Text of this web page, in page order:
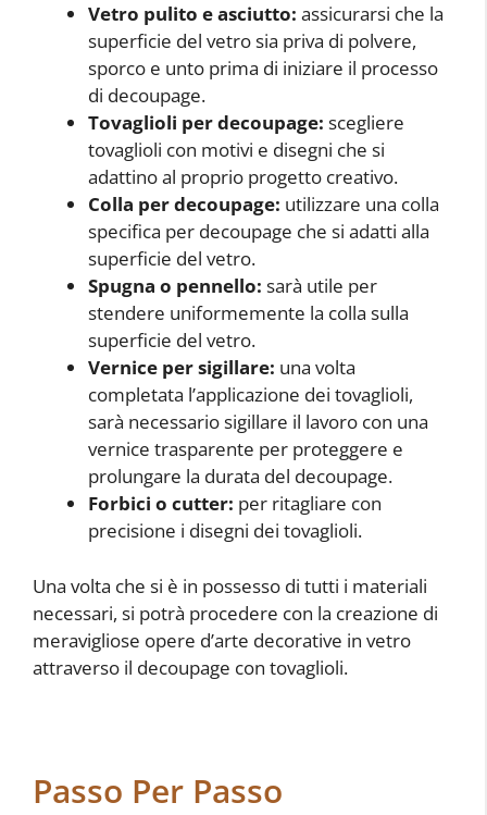
Vetro pulito e asciutto: assicurarsi che la
superficie del vetro sia priva di polvere,
sporco e unto prima di iniziare il processo
di decoupage.
Tovaglioli per decoupage: scegliere
tovaglioli con motivi e disegni che si
adattino al proprio progetto creativo.
Colla per decoupage: utilizzare una colla
specifica per decoupage che si adatti alla
superficie del vetro.
Spugna o pennello: sarà utile per
stendere uniformemente la colla sulla
superficie del vetro.
Vernice per sigillare: una volta
completata l’applicazione dei tovaglioli,
sarà necessario sigillare il lavoro con una
vernice trasparente per proteggere e
prolungare la durata del decoupage.
Forbici o cutter: per ritagliare con
precisione i disegni dei tovaglioli.
Una volta che si è in possesso di tutti i materiali
necessari, si potrà procedere con la creazione di
meravigliose opere d’arte decorative in vetro
attraverso il decoupage con tovaglioli.
Passo Per Passo